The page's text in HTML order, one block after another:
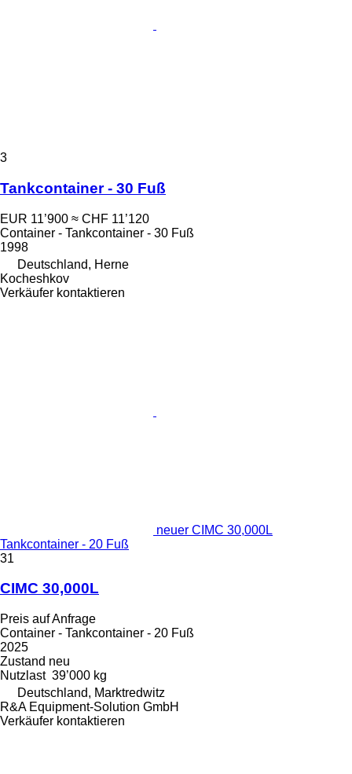
3
Tankcontainer - 30 Fuß
EUR 11’900 ≈ CHF 11’120
Container - Tankcontainer - 30 Fuß
1998
Deutschland, Herne
Kocheshkov
Verkäufer kontaktieren
neuer CIMC 30,000L
Tankcontainer - 20 Fuß
31
CIMC 30,000L
Preis auf Anfrage
Container - Tankcontainer - 20 Fuß
2025
Zustand neu
Nutzlast 39’000 kg
Deutschland, Marktredwitz
R&A Equipment-Solution GmbH
Verkäufer kontaktieren